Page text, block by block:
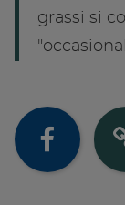
grassi si